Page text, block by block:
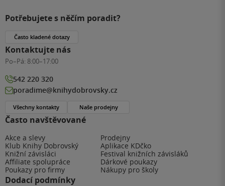
Často navštěvované
Akce a slevy
Prodejny
Klub Knihy Dobrovský
Aplikace KDčko
Knižní závisláci
Festival knižních závisláků
Affiliate spolupráce
Dárkové poukazy
Poukazy pro firmy
Nákupy pro školy
Dodací podmínky
Potřebujete s něčím poradit?
Často kladené dotazy
Kontaktujte nás
Po–Pá: 8:00–17:00
542 220 320
poradime@knihydobrovsky.cz
Všechny kontakty Naše prodejny